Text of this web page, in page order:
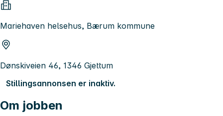
Mariehaven helsehus, Bærum kommune
Dønskiveien 46, 1346 Gjettum
Stillingsannonsen er inaktiv.
Om jobben